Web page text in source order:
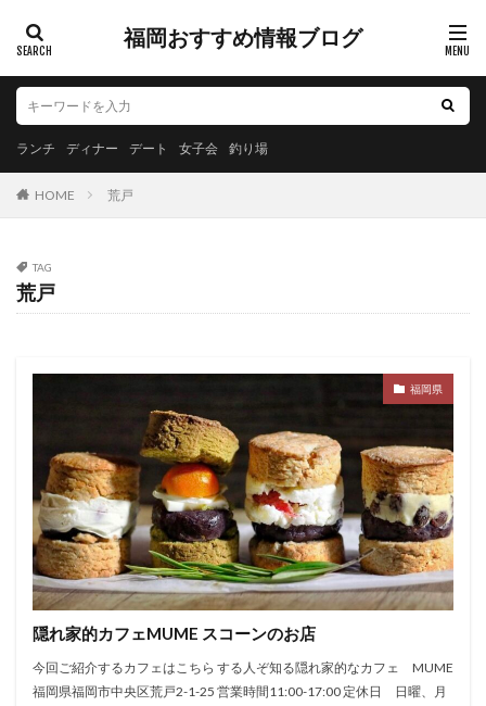
福岡おすすめ情報ブログ
ランチ ディナー デート 女子会 釣り場
HOME 荒戸
TAG
荒戸
福岡県
隠れ家的カフェMUME スコーンのお店
今回ご紹介するカフェはこちら する人ぞ知る隠れ家的なカフェ MUME
福岡県福岡市中央区荒戸2-1-25 営業時間11:00-17:00 定休日 日曜、月